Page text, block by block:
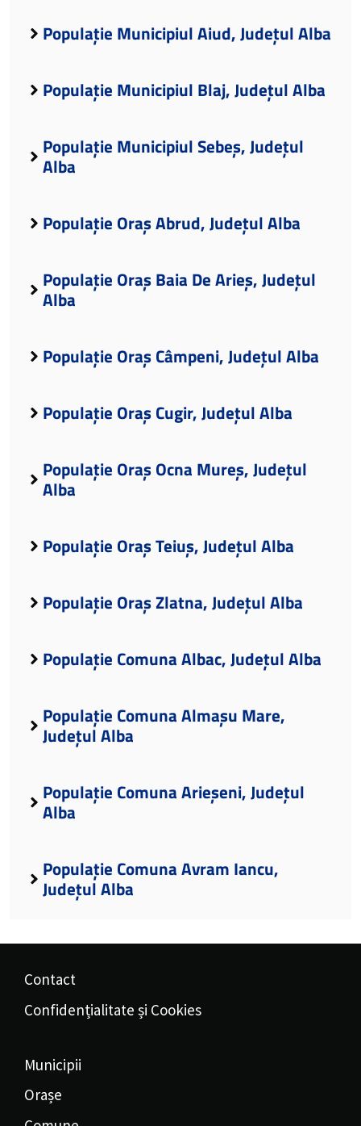
Populație Municipiul Aiud, Județul Alba
Populație Municipiul Blaj, Județul Alba
Populație Municipiul Sebeș, Județul
Alba
Populație Oraș Abrud, Județul Alba
Populație Oraș Baia De Arieș, Județul
Alba
Populație Oraș Câmpeni, Județul Alba
Populație Oraș Cugir, Județul Alba
Populație Oraș Ocna Mureș, Județul
Alba
Populație Oraș Teiuș, Județul Alba
Populație Oraș Zlatna, Județul Alba
Populație Comuna Albac, Județul Alba
Populație Comuna Almașu Mare,
Județul Alba
Populație Comuna Arieșeni, Județul
Alba
Populație Comuna Avram Iancu,
Județul Alba
Contact
Confidențialitate și Cookies
Municipii
Orașe